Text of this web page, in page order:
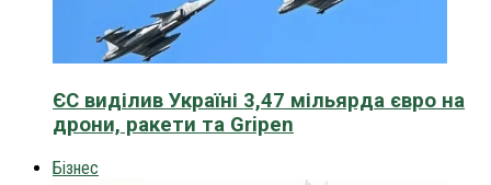
ЄС виділив Україні 3,47 мільярда євро на
дрони, ракети та Gripen
Бізнес